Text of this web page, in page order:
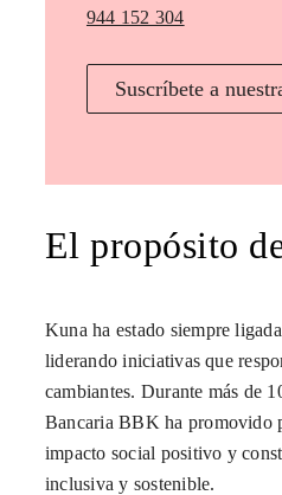
944 152 304
Suscríbete a
El propósito
Kuna ha estado siempre
liderando iniciativas que
cambiantes. Durante más de
Bancaria BBK ha promovido
impacto social positivo y
inclusiva y sostenible.